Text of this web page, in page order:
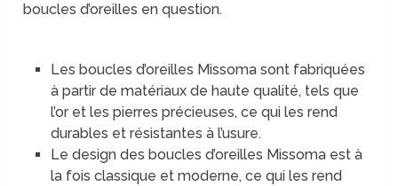
boucles d’oreilles en question.
Les boucles d’oreilles Missoma sont fabriquées
à partir de matériaux de haute qualité, tels que
l’or et les pierres précieuses, ce qui les rend
durables et résistantes à l’usure.
Le design des boucles d’oreilles Missoma est à
la fois classique et moderne, ce qui les rend